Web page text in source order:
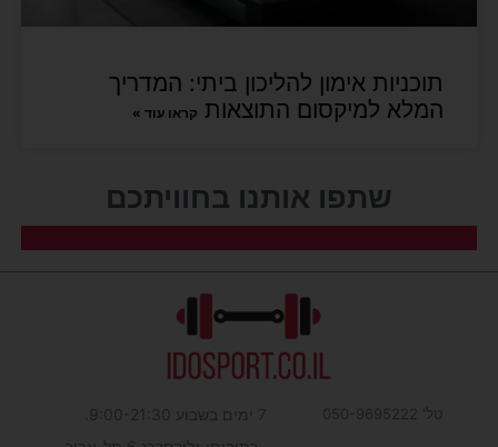
תוכניות אימון להליכון ביתי: המדריך
המלא למיקסום התוצאות קראו עוד »
שתפו אותנו בחוויתכם​
טל' 050-9695222
7 ימים בשבוע 9:00-21:30.